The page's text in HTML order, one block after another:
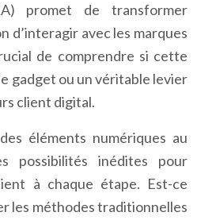
promet de transformer
d’interagir avec les marques
de comprendre si cette
gadget ou un véritable levier
client digital.
éléments numériques au
possibilités inédites pour
à chaque étape. Est-ce
les méthodes traditionnelles